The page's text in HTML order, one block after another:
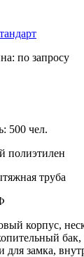
по запросу
500 чел.
полиэтилен
труба
корпус,
бак,
для замка,